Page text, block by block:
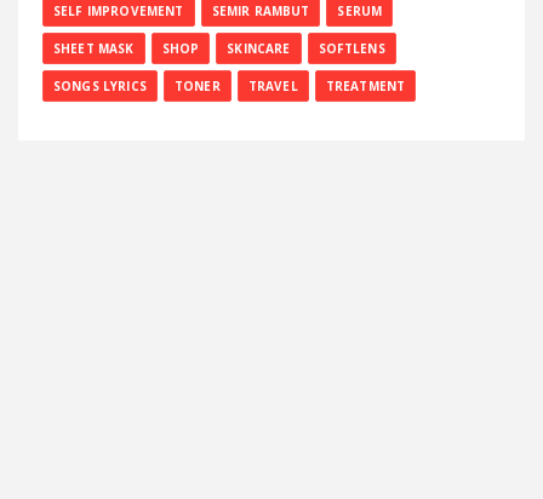
SELF IMPROVEMENT SEMIR RAMBUT SERUM
SHEET MASK SHOP SKINCARE SOFTLENS
SONGS LYRICS TONER TRAVEL TREATMENT